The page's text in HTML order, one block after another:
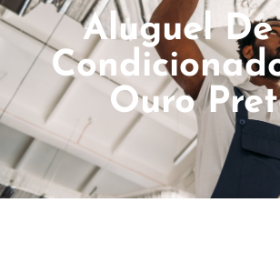
Aluguel
Ouro